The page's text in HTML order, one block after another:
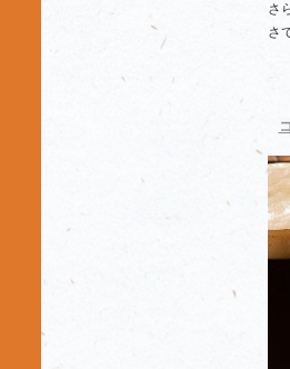
さ
さ